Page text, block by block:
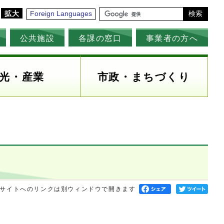
拡大 Foreign Languages 検索
公共施設 各課の窓口 事業者の方へ
・産業 市政・まちづくり
イトへのリンクは別ウィンドウで開きます